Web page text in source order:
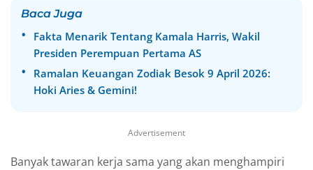
Baca Juga
Fakta Menarik Tentang Kamala Harris, Wakil
Presiden Perempuan Pertama AS
Ramalan Keuangan Zodiak Besok 9 April 2026:
Hoki Aries & Gemini!
Advertisement
Banyak tawaran kerja sama yang akan menghampiri